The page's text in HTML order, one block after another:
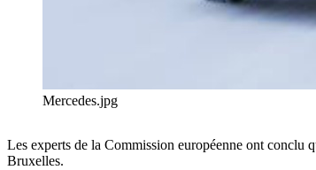
Mercedes.jpg
Les experts de la Commission européenne ont conclu
Bruxelles.